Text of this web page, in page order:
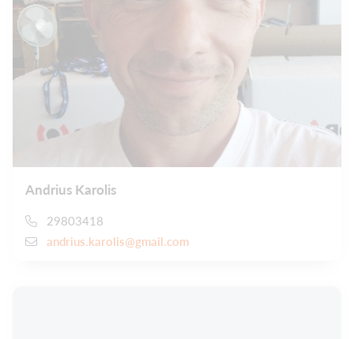
Andrius Karolis
29803418
andrius.karolis@gmail.com